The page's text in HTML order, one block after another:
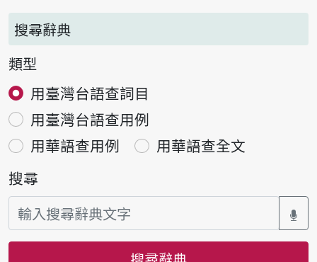
搜尋辭典
類型
用臺灣台語查詞目
用臺灣台語查用例
用華語查用例
用華語查全文
搜尋